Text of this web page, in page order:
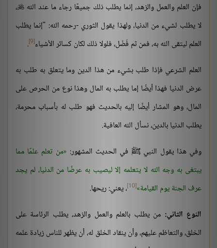
فإن العلم والعمل والزهد، إنما يطلب ذلك جميعًا رجاء ما عند الله ،
لا يطلب لشيء من الدنيا، ولهذا يقول الثوري -رحمه الله: "إنما يطلب
العلم ليتقى الله به، فمن ثم فُضّل، فلولا ذلك لكان كسائر الأشياء[9]
.
العلم الشرعي فإذا طلب بشيء من هذا الدين وما يتعلق به طلب به
عرض الدنيا فهذا أيضًا إما يطلب به المال وهذا نوع من الحرص على
المال، وهو المشار أيضًا إليه بالحديث فهو طلب له بأسباب محرمة،
يطلب الدنيا بالدين، نسأل الله العافية.
وفي هذا يقول النبي ﷺ في الحديث المشهور: من تعلم علمًا مما
يبتغى به وجه الله لا يتعلمه إلا ليصيب به عرضًا من الدنيا، لم يجد
عرف الجنة يوم القيامة [10]
، يعني: ريحها.
النوع الثاني: من يطلب بالعلم والعمل والزهد، يطلب الرئاسة على
الخلق، والتعاظم عليهم، وأن ينقاد الخلق له، أن يظهر للناس زيادة علمه